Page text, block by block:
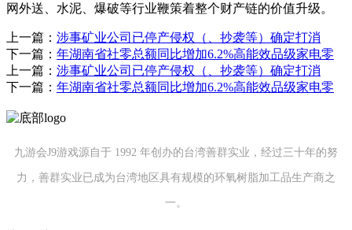
网外送、水泥、爆破等行业鞭策着整个财产链的价值升级。
上一篇： 涉事矿业公司已停产侵权（、抄袭等）确定打消
下一篇： 年湖南省社零总额同比增加6.2%高能效品级家电零
上一篇： 涉事矿业公司已停产侵权（、抄袭等）确定打消
下一篇： 年湖南省社零总额同比增加6.2%高能效品级家电零
九游会J9游戏源自于 1992 年创办的台湾善群实业，经过三十年的努
力，善群实业已成为台湾地区具有规模的环氧树脂加工品生产商之
一。